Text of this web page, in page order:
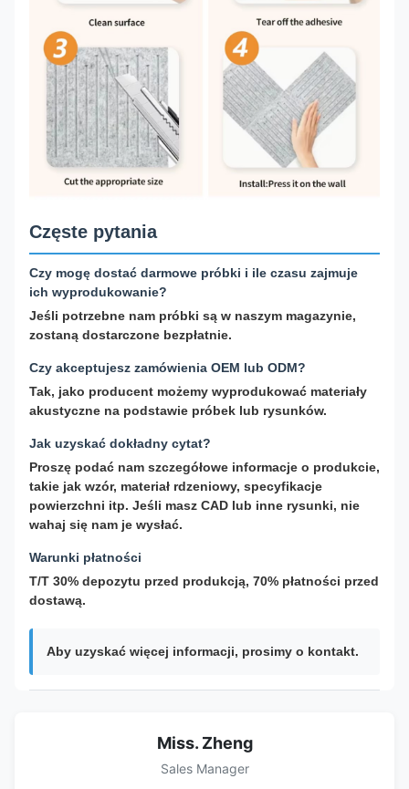
Częste pytania
Czy mogę dostać darmowe próbki i ile czasu zajmuje
ich wyprodukowanie?
Jeśli potrzebne nam próbki są w naszym magazynie,
zostaną dostarczone bezpłatnie.
Czy akceptujesz zamówienia OEM lub ODM?
Tak, jako producent możemy wyprodukować materiały
akustyczne na podstawie próbek lub rysunków.
Jak uzyskać dokładny cytat?
Proszę podać nam szczegółowe informacje o produkcie,
takie jak wzór, materiał rdzeniowy, specyfikacje
powierzchni itp. Jeśli masz CAD lub inne rysunki, nie
wahaj się nam je wysłać.
Warunki płatności
T/T 30% depozytu przed produkcją, 70% płatności przed
dostawą.
Aby uzyskać więcej informacji, prosimy o kontakt.
Miss. Zheng
Sales Manager